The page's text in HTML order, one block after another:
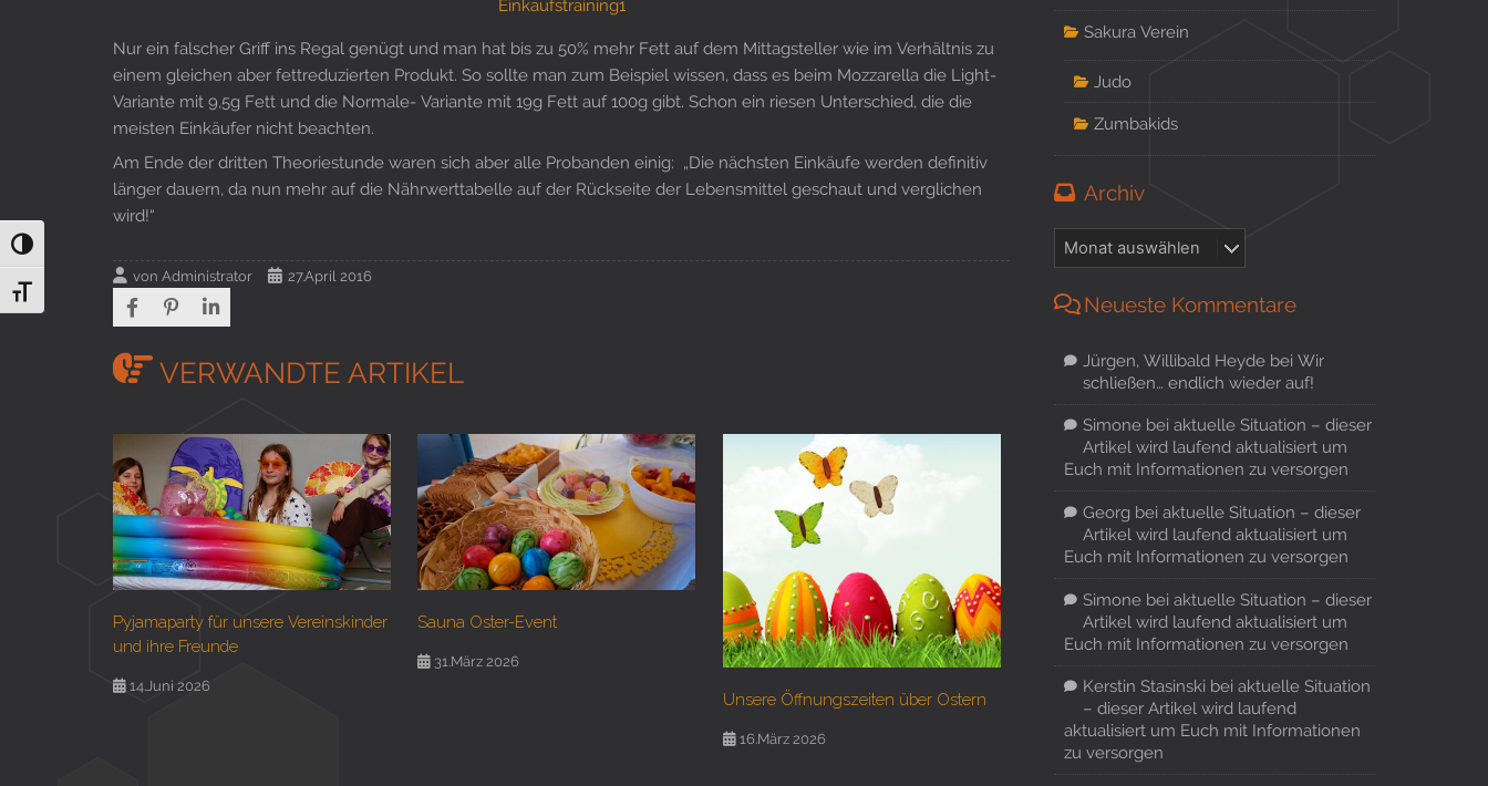
Umschalten auf hohe Kontraste
Schrift vergrößern
Nur ein falscher Griff ins Regal genügt und man hat bis zu 50% mehr Fett auf dem Mittagsteller wie im Verhältnis zu
einem gleichen aber fettreduzierten Produkt. So sollte man zum Beispiel wissen, dass es beim Mozzarella die Light-
Variante mit 9,5g Fett und die Normale- Variante mit 19g Fett auf 100g gibt. Schon ein riesen Unterschied, die die
meisten Einkäufer nicht beachten.
Am Ende der dritten Theoriestunde waren sich aber alle Probanden einig: „Die nächsten Einkäufe werden definitiv
länger dauern, da nun mehr auf die Nährwerttabelle auf der Rückseite der Lebensmittel geschaut und verglichen
wird!“
von Administrator 27.April 2016
VERWANDTE ARTIKEL
Pyjamaparty für unsere Vereinskinder
und ihre Freunde
14.Juni 2026
Sauna Oster-Event
31.März 2026
Unsere Öffnungszeiten über Ostern
16.März 2026
Sakura Verein
Judo
Zumbakids
Archiv
Neueste Kommentare
Jürgen, Willibald Heydebei Wir
schließen… endlich wieder auf!
Simonebei aktuelle Situation – dieser
Artikel wird laufend aktualisiert um
Euch mit Informationen zu versorgen
Georg bei aktuelle Situation – dieser
Artikel wird laufend aktualisiert um
Euch mit Informationen zu versorgen
Simonebei aktuelle Situation – dieser
Artikel wird laufend aktualisiert um
Euch mit Informationen zu versorgen
Kerstin Stasinski bei aktuelle Situation
– dieser Artikel wird laufend
aktualisiert um Euch mit Informationen
zu versorgen